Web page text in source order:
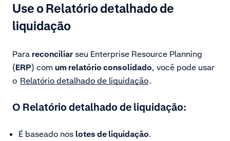
Use o Relatório detalhado de
liquidação
Para reconciliar seu Enterprise Resource Planning
(ERP) com um relatório consolidado, você pode usar
o Relatório detalhado de liquidação.
O Relatório detalhado de liquidação:
É baseado nos lotes de liquidação.